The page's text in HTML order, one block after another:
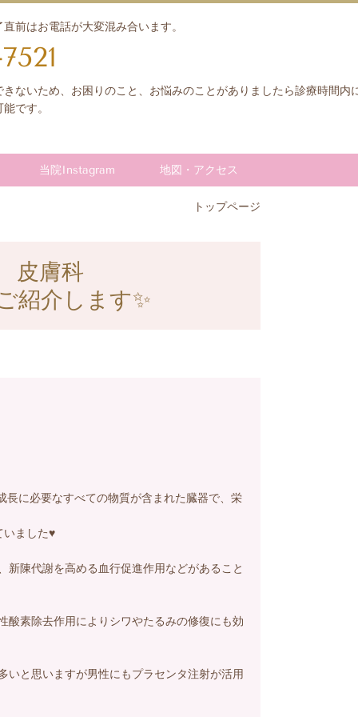
前はお電話が大変混み合います。
ないため、お困りのこと、お悩みのことがありましたら診療時間内
です。
当院Instagram 地図・アクセス
トップページ
皮膚科
紹介します✨
長に必要なすべての物質が含まれた臓器で、栄
いました♥
新陳代謝を高める血行促進作用などがあること
酸素除去作用によりシワやたるみの修復にも効
いと思いますが男性にもプラセンタ注射が活用